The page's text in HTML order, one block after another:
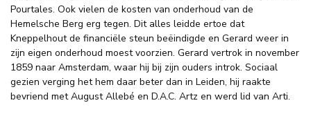
Pourtales. Ook vielen de kosten van onderhoud van de
Hemelsche Berg erg tegen. Dit alles leidde ertoe dat
Kneppelhout de financiële steun beëindigde en Gerard weer in
zijn eigen onderhoud moest voorzien. Gerard vertrok in november
1859 naar Amsterdam, waar hij bij zijn ouders introk. Sociaal
gezien verging het hem daar beter dan in Leiden, hij raakte
bevriend met August Allebé en D.A.C. Artz en werd lid van Arti.